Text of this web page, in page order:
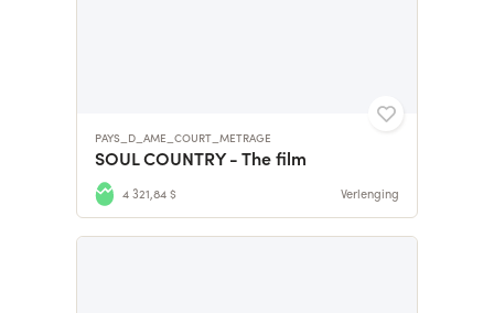
PAYS_D_AME_COURT_METRAGE
SOUL COUNTRY - The film
4 321,84 $ Verlenging